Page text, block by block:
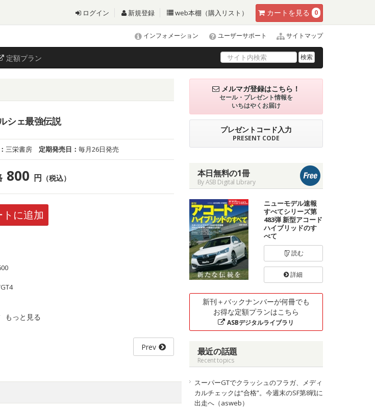
カート を見る 0
ログイン 新規登録 web本棚（購入リスト）
インフォメーション ユーザーサポート サイトマップ
定額プラン 検索
シェ最強伝説
三栄書房 定期発売日：毎月26日発売
800 円 （税込）
トに追加
Prev
メルマガ登録はこちら！
セール・プレゼント情報を
いちはやくお届け
プレゼントコード入力
PRESENT CODE
本日無料の1冊
By ASB Digital Library
ニューモデル速報
すべてシリーズ第
483弾 新型アコード
ハイブリッドのす
べて
読む
詳細
新刊＋バックナンバーが何冊でも
お得な定額プランはこちら
ASBデジタルライブラリ
最近の話題
Recent topics
スーパーGTでクラッシュのフラガ、メディ
カルチェックは“合格”。今週末のSF第8戦に
出走へ（asweb）